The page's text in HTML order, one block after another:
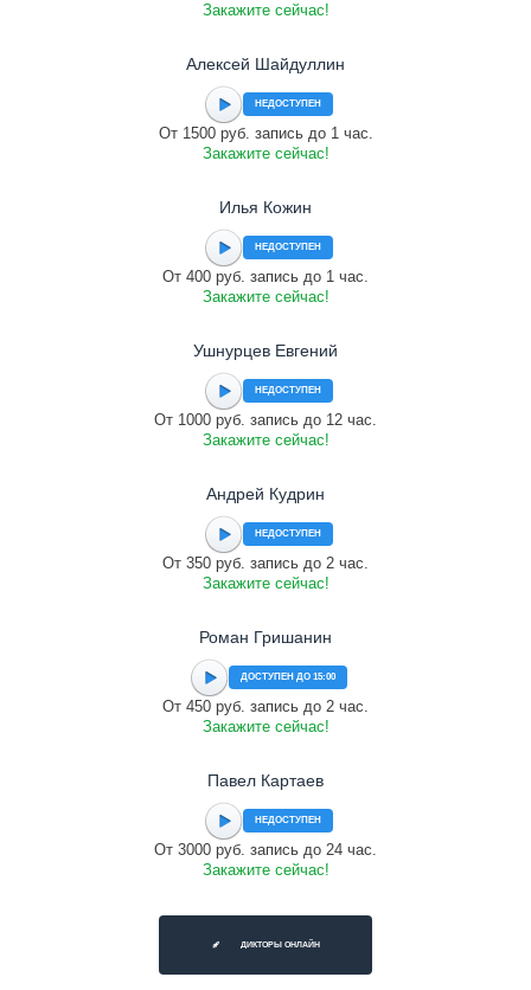
Закажите сейчас!
Алексей Шайдуллин
НЕДОСТУПЕН
От 1500 руб. запись до 1 час.
Закажите сейчас!
Илья Кожин
НЕДОСТУПЕН
От 400 руб. запись до 1 час.
Закажите сейчас!
Ушнурцев Евгений
НЕДОСТУПЕН
От 1000 руб. запись до 12 час.
Закажите сейчас!
Андрей Кудрин
НЕДОСТУПЕН
От 350 руб. запись до 2 час.
Закажите сейчас!
Роман Гришанин
ДОСТУПЕН ДО 15:00
От 450 руб. запись до 2 час.
Закажите сейчас!
Павел Картаев
НЕДОСТУПЕН
От 3000 руб. запись до 24 час.
Закажите сейчас!
ДИКТОРЫ ОНЛАЙН